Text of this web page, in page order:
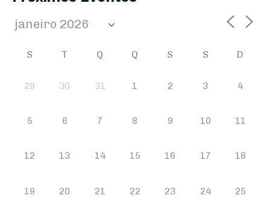
S T Q Q S S D
29 30 31 1 2 3 4
5 6 7 8 9 10 11
12 13 14 15 16 17 18
19 20 21 22 23 24 25